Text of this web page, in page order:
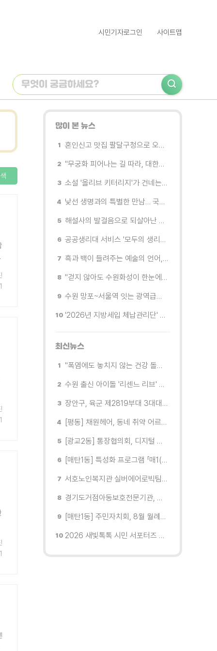
시민기자로그인 사이트맵
많이 본 뉴스
혼인신고 맛집 팔달구청으로 오세요
"무궁화 피어나는 길 따라, 대한민국을 걷는다"
소설 '올리브 키터리지'가 건네는 삶과 연민의 철학
낯선 생명과의 특별한 만남… 국제전 《패트리샤 피치니니: 킨쉽》
해설사의 발걸음으로 되살아난 수원의 독립운동 역사
공공생리대 서비스 '모두의 생리대' 시범 운영...수원시청·4개 구청 등에 지급기 설치
흑과 백이 들려주는 예술의 언어, 수원시립미술관 소장품전《블랑 블랙 파노라마》
"걷지 않아도 수원화성이 한눈에"…무장애 관광버스 '수원행차' 타보니
수원 망포~서울역 잇는 광역급행버스 M5165번, 8월 3일 개통
'2026년 지방세입 체납관리단' 출범... 체납자 실태조사 본격 추진
최신뉴스
"폭염에도 놓치지 않는 건강 돌봄" 팔달구보건소 취약계층 안부 살핀다
수원 출신 아이돌 '리센느 리브' 추천! 직접 따라가 본 수원 필수 코스
장안구, 육군 제2819부대 3대대로부터 감사장 받아
[평동] 채원헤어, 동네 취약 어르신을 위한 이미용서비스 무료 지원
[광교2동] 통장협의회, 디지털 교육 실시
[매탄1동] 특성화 프로그램 「매1(일) 친환경 문화학교」 개강
서호노인복지관 실버에어로빅팀, 제2회 협회장배 수원시에어로빅힙합대회 시니어부 단체전'1위'쾌거
경기도거점아동보호전문기관, 학대피해아동가정 회복 및 재학대 예방 나선다
[매탄1동] 주민자치회, 8월 월례회의 개최
2026 새빛톡톡 시민 서포터즈 발대식 현장